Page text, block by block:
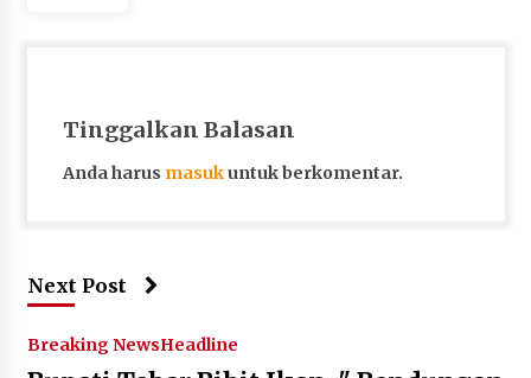
Tinggalkan Balasan
Anda harus masukuntuk berkomentar.
Next Post
Breaking NewsHeadline